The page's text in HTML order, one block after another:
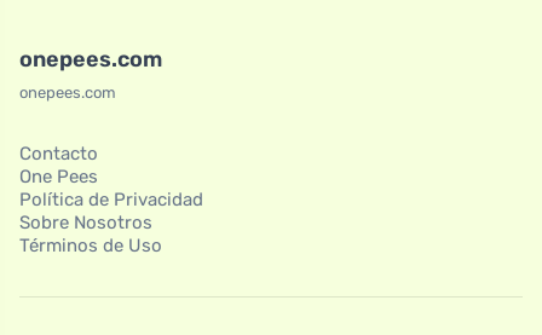
onepees.com
onepees.com
Contacto
One Pees
Política de Privacidad
Sobre Nosotros
Términos de Uso